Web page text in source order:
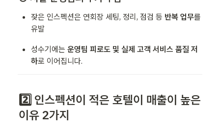
잦은 인스펙션은 연회장 세팅, 정리, 점검 등 반복 업무를
유발
성수기에는 운영팀 피로도 및 실제 고객 서비스 품질 저
하로 이어집니다.
2️⃣ 인스펙션이 적은 호텔이 매출이 높은
이유 2가지